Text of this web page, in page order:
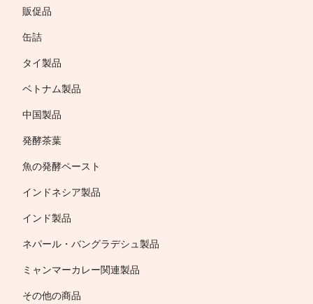
販促品
缶詰
タイ製品
ベトナム製品
中国製品
発酵茶葉
魚の発酵ペースト
インドネシア製品
インド製品
ネパール・バングラデシュ製品
ミャンマーカレー関連製品
その他の商品